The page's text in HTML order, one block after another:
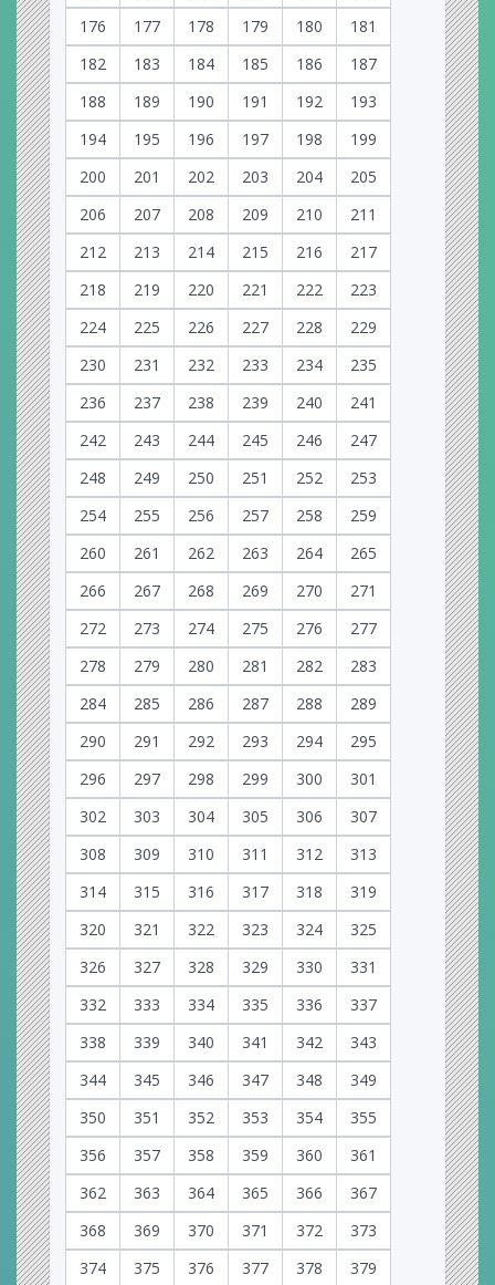
176
177 178 179 180
181
182
183 184 185 186
187
188
189 190 191 192
193
194
195 196 197 198
199
200
201 202 203 204
205
206
207 208 209 210
211
212
213 214 215 216
217
218
219 220 221 222
223
224
225 226 227 228
229
230
231 232 233 234
235
236
237 238 239 240
241
242
243 244 245 246
247
248
249 250 251 252
253
254
255 256 257 258
259
260
261 262 263 264
265
266
267 268 269 270
271
272
273 274 275 276
277
278
279 280 281 282
283
284
285 286 287 288
289
290
291 292 293 294
295
296
297 298 299 300
301
302
303 304 305 306
307
308
309 310 311 312
313
314
315 316 317 318
319
320
321 322 323 324
325
326
327 328 329 330
331
332
333 334 335 336
337
338
339 340 341 342
343
344
345 346 347 348
349
350
351 352 353 354
355
356
357 358 359 360
361
362
363 364 365 366
367
368
369 370 371 372
373
374
375 376 377 378 379